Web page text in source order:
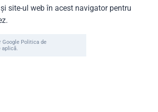
site-ul web în acest navigator pentru
Google Politica de
aplică.